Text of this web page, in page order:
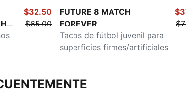
$32.50
$65.00
FUTURE 8 MATCH
FOREVER
Tacos de fútbol juvenil para
superficies firmes/artificiales